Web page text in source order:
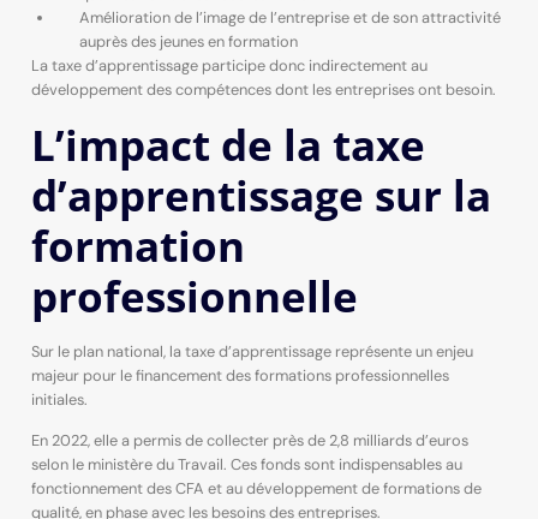
Amélioration de l’image de l’entreprise et de son attractivité
auprès des jeunes en formation
La taxe d’apprentissage participe donc indirectement au
développement des compétences dont les entreprises ont besoin.
L’impact de la taxe
d’apprentissage sur la
formation
professionnelle
Sur le plan national, la taxe d’apprentissage représente un enjeu
majeur pour le financement des formations professionnelles
initiales.
En 2022, elle a permis de collecter près de 2,8 milliards d’euros
selon le ministère du Travail. Ces fonds sont indispensables au
fonctionnement des CFA et au développement de formations de
qualité, en phase avec les besoins des entreprises.